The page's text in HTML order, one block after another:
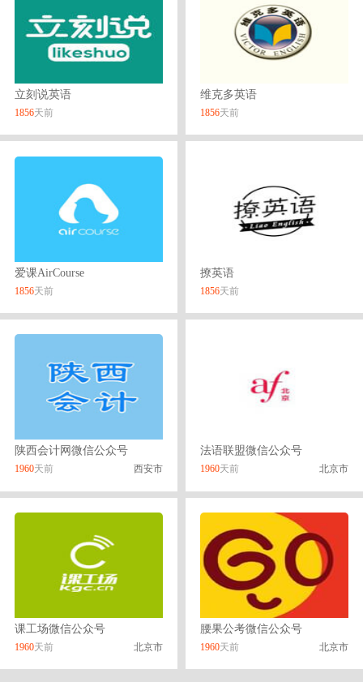
立刻说英语
1856天前
维克多英语
1856天前
爱课AirCourse
1856天前
撩英语
1856天前
陕西会计网微信公众号
1960天前 西安市
法语联盟微信公众号
1960天前 北京市
课工场微信公众号
1960天前 北京市
腰果公考微信公众号
1960天前 北京市